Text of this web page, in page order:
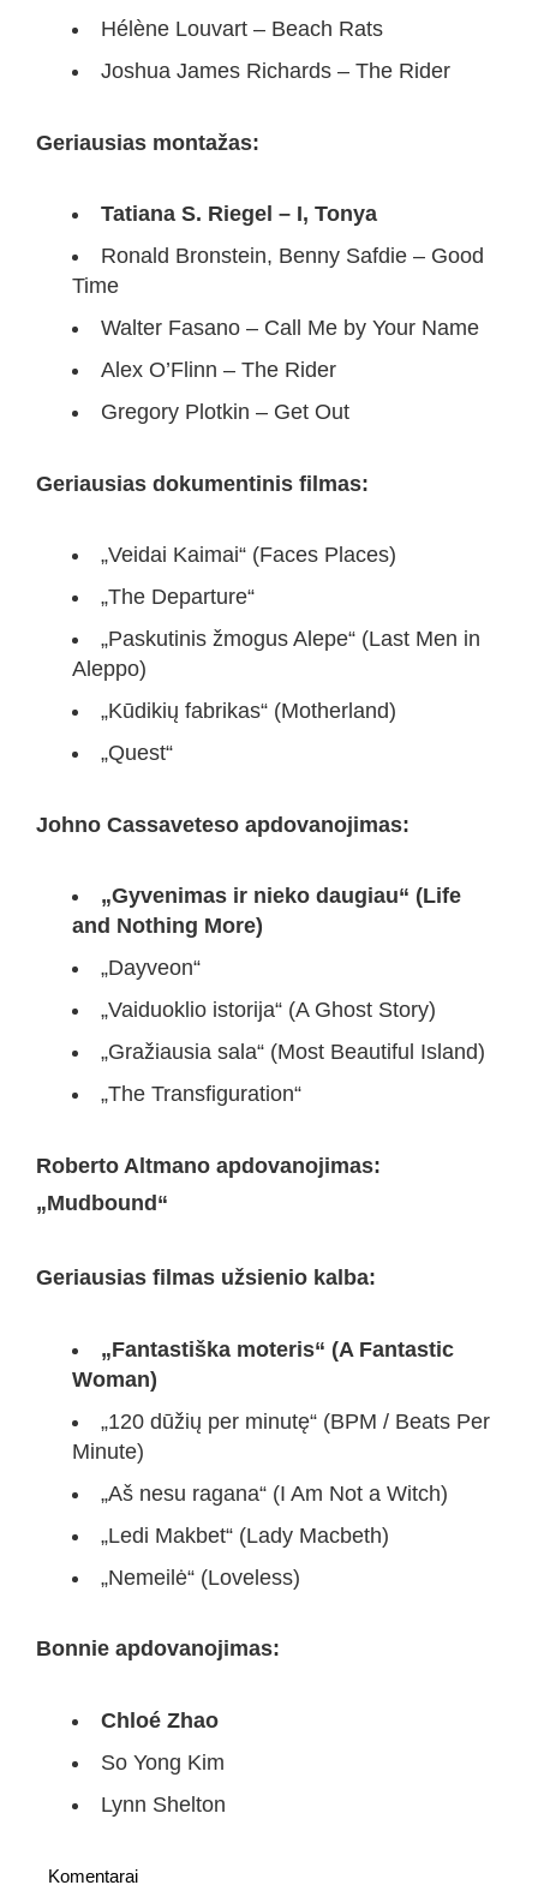
Hélène Louvart – Beach Rats
Joshua James Richards – The Rider
Geriausias montažas:
Tatiana S. Riegel – I, Tonya
Ronald Bronstein, Benny Safdie – Good
Time
Walter Fasano – Call Me by Your Name
Alex O’Flinn – The Rider
Gregory Plotkin – Get Out
Geriausias dokumentinis filmas:
„Veidai Kaimai“ (Faces Places)
„The Departure“
„Paskutinis žmogus Alepe“ (Last Men in
Aleppo)
„Kūdikių fabrikas“ (Motherland)
„Quest“
Johno Cassaveteso apdovanojimas:
„Gyvenimas ir nieko daugiau“ (Life
and Nothing More)
„Dayveon“
„Vaiduoklio istorija“ (A Ghost Story)
„Gražiausia sala“ (Most Beautiful Island)
„The Transfiguration“
Roberto Altmano apdovanojimas:
„Mudbound“
Geriausias filmas užsienio kalba:
„Fantastiška moteris“ (A Fantastic
Woman)
„120 dūžių per minutę“ (BPM / Beats Per
Minute)
„Aš nesu ragana“ (I Am Not a Witch)
„Ledi Makbet“ (Lady Macbeth)
„Nemeilė“ (Loveless)
Bonnie apdovanojimas:
Chloé Zhao
So Yong Kim
Lynn Shelton
Komentarai